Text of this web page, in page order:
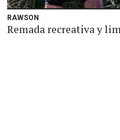
RAWSON
Remada recreativa y